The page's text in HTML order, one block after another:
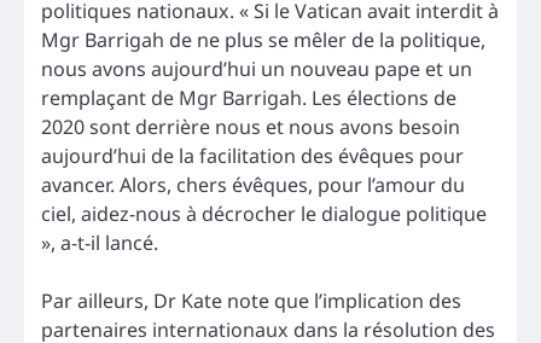
politiques nationaux. « Si le Vatican avait interdit à
Mgr Barrigah de ne plus se mêler de la politique,
nous avons aujourd’hui un nouveau pape et un
remplaçant de Mgr Barrigah. Les élections de
2020 sont derrière nous et nous avons besoin
aujourd’hui de la facilitation des évêques pour
avancer. Alors, chers évêques, pour l’amour du
ciel, aidez-nous à décrocher le dialogue politique
», a-t-il lancé.
Par ailleurs, Dr Kate note que l’implication des
partenaires internationaux dans la résolution des